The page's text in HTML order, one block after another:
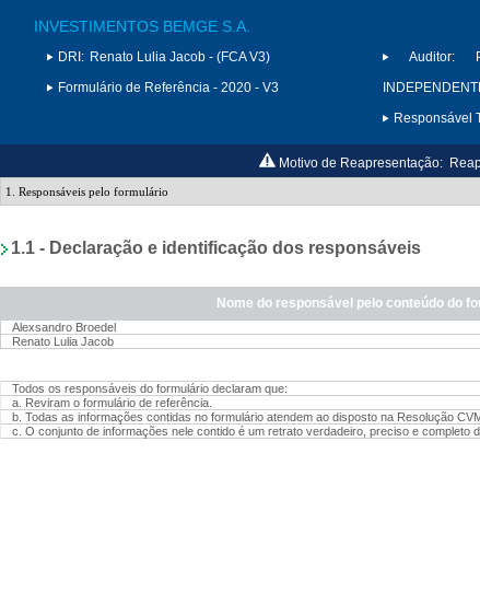
INVESTIMENTOS BEMGE S.A.
DRI: Renato Lulia Jacob - (FCA V3)
Formulário de Referência - 2020 - V3
Auditor:
Responsável
Motivo de Reapresentação: